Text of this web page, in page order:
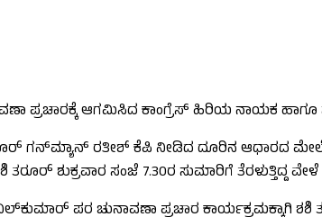
ಪ್ರಚಾರಕ್ಕೆ ಆಗಮಿಸಿದ ಕಾಂಗ್ರೆಸ್‌ ಹಿರಿಯ ನಾಯಕ
ಗನ್​ಮ್ಯಾನ್​ ರತೀಶ್​ ಕೆಪಿ ನೀಡಿದ ದೂರಿನ ಆಧಾರದ ಮೇಲೆ
ತರೂರ್​ ಶುಕ್ರವಾರ ಸಂಜೆ 7.30ರ ಸುಮಾರಿಗೆ
ಪರ ಚುನಾವಣಾ ಪ್ರಚಾರ ಕಾರ್ಯಕ್ರಮಕ್ಕಾಗಿ ಶಶಿ